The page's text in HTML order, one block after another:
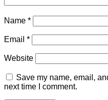
Name *
Email *
Website
Save my name, email,
next time I comment.